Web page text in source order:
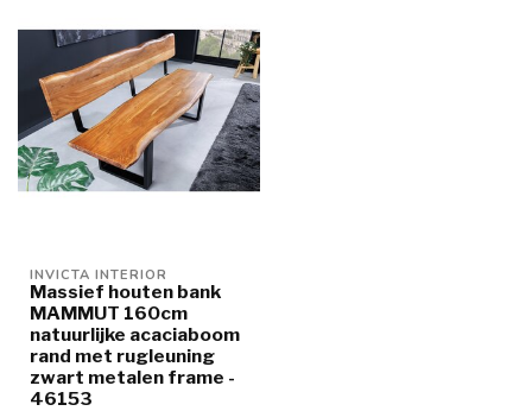
INVICTA INTERIOR
Massief houten bank
MAMMUT 160cm
natuurlijke acaciaboom
rand met rugleuning
zwart metalen frame -
46153